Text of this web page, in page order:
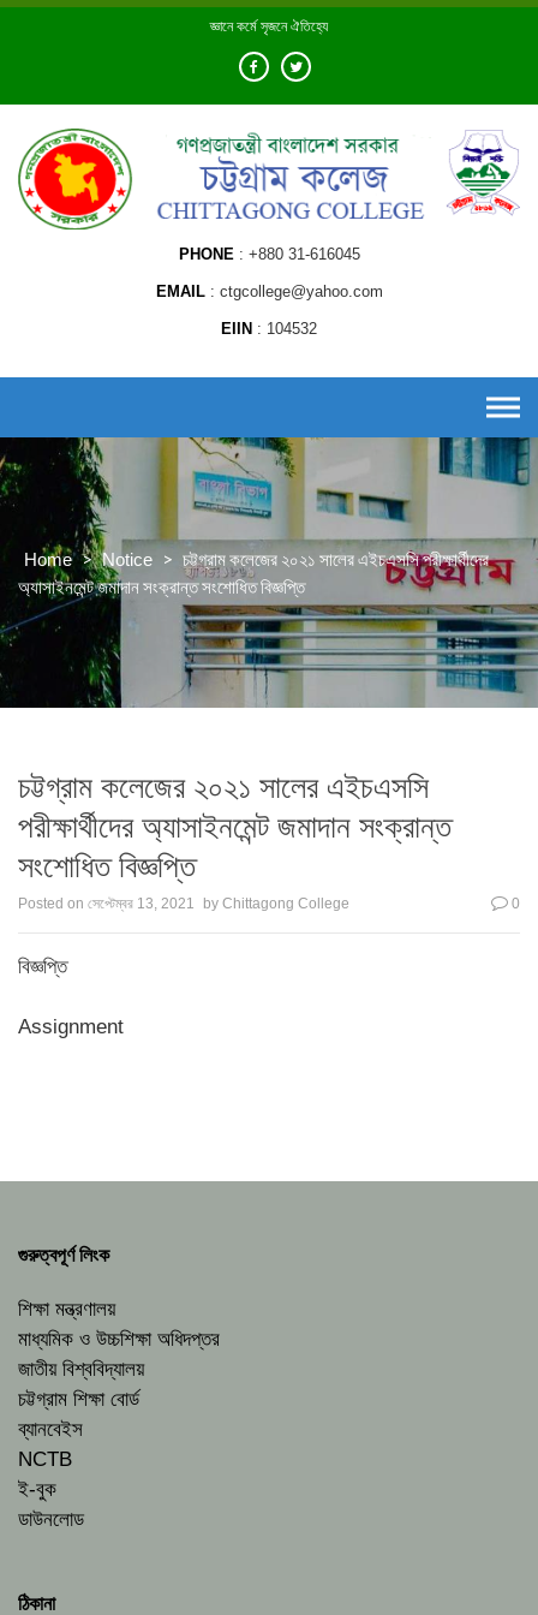
Skip
জ্ঞানে কর্মে সৃজনে ঐতিহ্যে
PHONE +880 31-616045
EMAIL ctgcollege@yahoo.com
EIIN 104532
Home > Notice > চট্টগ্রাম কলেজের ২০২১ সালের এইচএসসি পরীক্ষার্থীদের
অ্যাসাইনমেন্ট জমাদান সংক্রান্ত সংশোধিত বিজ্ঞপ্তি
চট্টগ্রাম কলেজের ২০২১ সালের এইচএসসি
পরীক্ষার্থীদের অ্যাসাইনমেন্ট জমাদান সংক্রান্ত
সংশোধিত বিজ্ঞপ্তি
Posted on সেপ্টেম্বর 13, 2021 by Chittagong College 0
বিজ্ঞপ্তি
Assignment
গুরুত্বপূর্ণ লিংক
শিক্ষা মন্ত্রণালয়
মাধ্যমিক ও উচ্চশিক্ষা অধিদপ্তর
জাতীয় বিশ্ববিদ্যালয়
চট্টগ্রাম শিক্ষা বোর্ড
ব্যানবেইস
NCTB
ই-বুক
ডাউনলোড
ঠিকানা